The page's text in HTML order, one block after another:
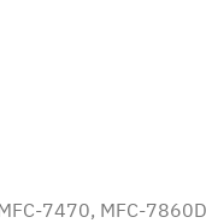
7470, MFC-